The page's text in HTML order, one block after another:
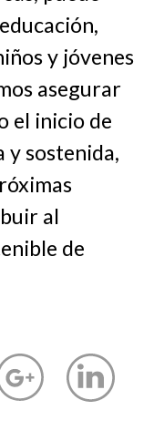
y jóvenes
asegurar
el inicio de
y sostenida,
al
de